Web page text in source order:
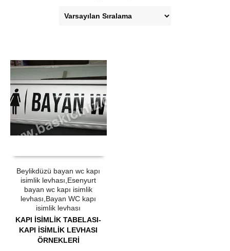
Beylikdüzü bayan wc kapı
isimlik levhası,Esenyurt
bayan wc kapı isimlik
levhası,Bayan WC kapı
isimlik levhası
KAPI İSİMLİK TABELASI-
KAPI İSİMLİK LEVHASI
ÖRNEKLERİ